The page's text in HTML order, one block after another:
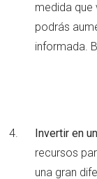
medida que
podrás
informada.
Invertir en
recursos
una gran